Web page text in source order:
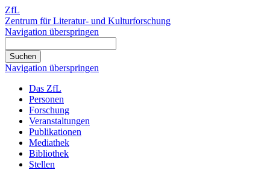
ZfL
Zentrum für Literatur- und Kulturforschung
Navigation überspringen
Navigation überspringen
Das ZfL
Personen
Forschung
Veranstaltungen
Publikationen
Mediathek
Bibliothek
Stellen